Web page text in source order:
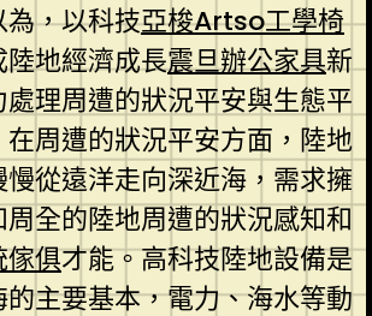
，以科技亞梭Artso工學椅
地經濟成長震旦辦公家具新
理周遭的狀況平安與生態平
周遭的狀況平安方面，陸地
從遠洋走向深近海，需求擁
全的陸地周遭的狀況感知和
傢俱才能。高科技陸地設備是
主要基本，電力、海水等動